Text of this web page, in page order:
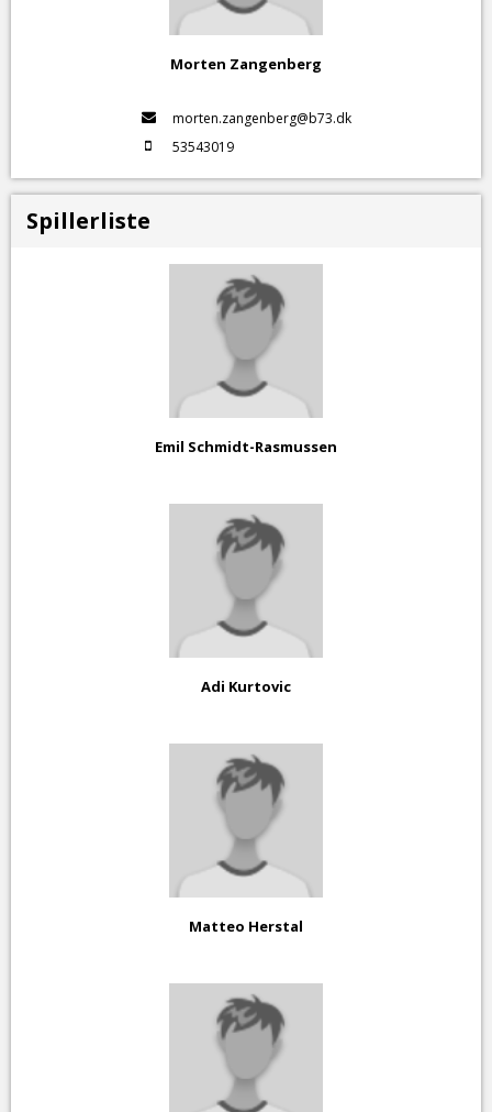
Morten Zangenberg
morten.zangenberg@b73.dk
53543019
Spillerliste
Emil Schmidt-Rasmussen
Adi Kurtovic
Matteo Herstal